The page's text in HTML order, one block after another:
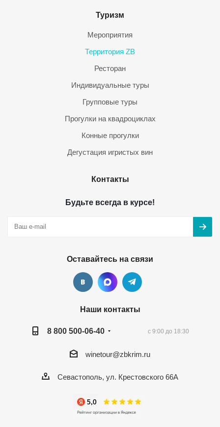
Туризм
Мероприятия
Территория ZB
Ресторан
Индивидуальные туры
Групповые туры
Прогулки на квадроциклах
Конные прогулки
Дегустация игристых вин
Контакты
Будьте всегда в курсе!
Оставайтесь на связи
Наши контакты
8 800 500-06-40 с 9:00 до 18:30
winetour@zbkrim.ru
Севастополь, ул. Крестовского 66А